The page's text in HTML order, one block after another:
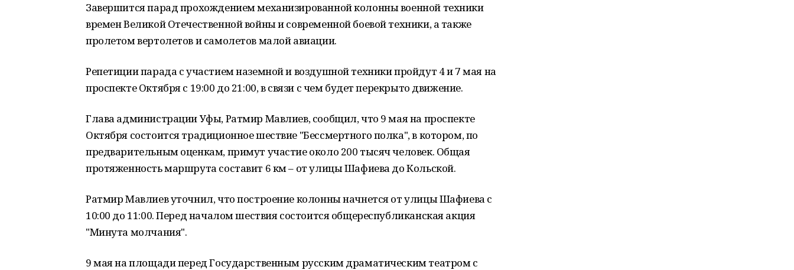
Завершится парад прохождением механизированной колонны военной техники
времен Великой Отечественной войны и современной боевой техники, а также
пролетом вертолетов и самолетов малой авиации.
Репетиции парада с участием наземной и воздушной техники пройдут 4 и 7 мая на
проспекте Октября с 19:00 до 21:00, в связи с чем будет перекрыто движение.
Глава администрации Уфы, Ратмир Мавлиев, сообщил, что 9 мая на проспекте
Октября состоится традиционное шествие "Бессмертного полка", в котором, по
предварительным оценкам, примут участие около 200 тысяч человек. Общая
протяженность маршрута составит 6 км – от улицы Шафиева до Кольской.
Ратмир Мавлиев уточнил, что построение колонны начнется от улицы Шафиева с
10:00 до 11:00. Перед началом шествия состоится общереспубликанская акция
"Минута молчания".
9 мая на площади перед Государственным русским драматическим театром с